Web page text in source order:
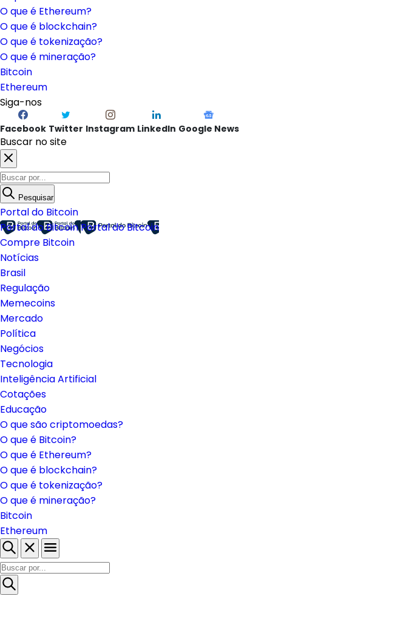
O que é Ethereum?
O que é blockchain?
O que é tokenização?
O que é mineração?
Bitcoin
Ethereum
Siga-nos
Facebook Twitter Instagram LinkedIn Google News
Buscar no site
Pesquisar
Portal do Bitcoin
Portal do BitcoinPortal do Bitcoin
Compre Bitcoin
Notícias
Brasil
Regulação
Memecoins
Mercado
Política
Negócios
Tecnologia
Inteligência Artificial
Cotações
Educação
O que são criptomoedas?
O que é Bitcoin?
O que é Ethereum?
O que é blockchain?
O que é tokenização?
O que é mineração?
Bitcoin
Ethereum